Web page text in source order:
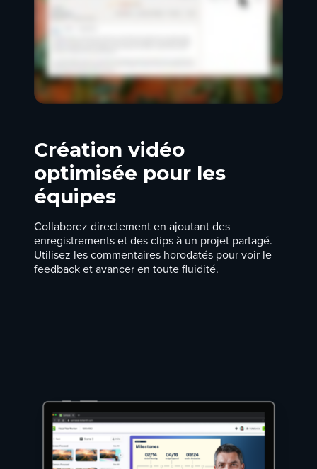
Création vidéo
optimisée pour les
équipes
Collaborez directement en ajoutant des
enregistrements et des clips à un projet partagé.
Utilisez les commentaires horodatés pour voir le
feedback et avancer en toute fluidité.